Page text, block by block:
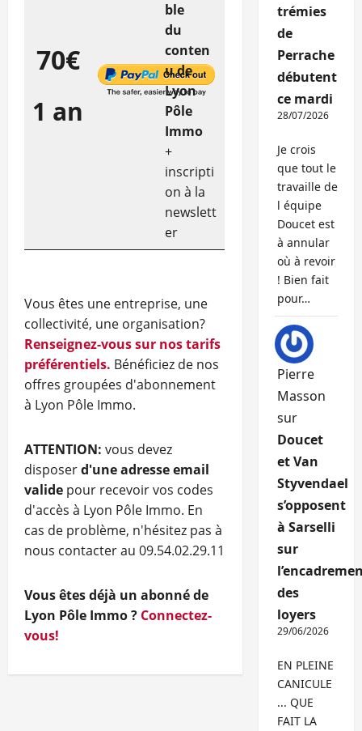
70€
1 an
ble
du
conten
u de
Lyon
Pôle
Immo
+
inscripti
on à la
newslett
er
Vous êtes une entreprise, une
collectivité, une organisation?
Renseignez-vous sur nos tarifs
préférentiels. Bénéficiez de nos
offres groupées d'abonnement
à Lyon Pôle Immo.
ATTENTION: vous devez
disposerd'une adresse email
valide pour recevoir vos codes
d'accès à Lyon Pôle Immo. En
cas de problème, n'hésitez pas à
nous contacter au 09.54.02.29.11
Vous êtes déjà un abonné de
Lyon Pôle Immo ? Connectez-
vous!
trémies
de
Perrache
débutent
ce mardi
28/07/2026
Je crois
que tout le
travaille de
l équipe
Doucet est
à annular
où à revoir
! Bien fait
pour…
Pierre
Masson
sur
Doucet
et Van
Styvendael
s’opposent
à Sarselli
sur
des
loyers
29/06/2026
EN PLEINE
CANICULE
... QUE
FAIT LA